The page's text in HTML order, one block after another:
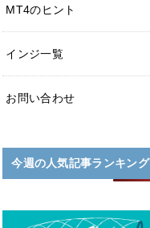
MT4のヒント
インジ一覧
お問い合わせ
今週の人気記事ランキング